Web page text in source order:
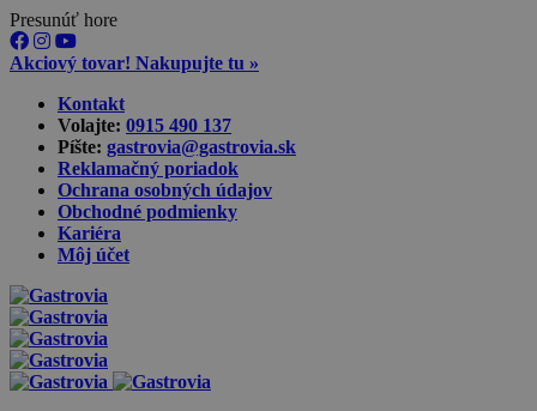
Presunúť hore
Akciový tovar! Nakupujte tu »
content
Kontakt
Volajte: 0915 490 137‬
Píšte: gastrovia@gastrovia.sk‬
Reklamačný poriadok
Ochrana osobných údajov
Obchodné podmienky
Kariéra
Môj účet